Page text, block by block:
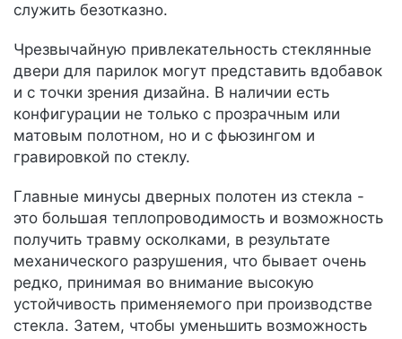
служить безотказно.
Чрезвычайную привлекательность стеклянные
двери для парилок могут представить вдобавок
и с точки зрения дизайна. В наличии есть
конфигурации не только с прозрачным или
матовым полотном, но и с фьюзингом и
гравировкой по стеклу.
Главные минусы дверных полотен из стекла -
это большая теплопроводимость и возможность
получить травму осколками, в результате
механического разрушения, что бывает очень
редко, принимая во внимание высокую
устойчивость применяемого при производстве
стекла. Затем, чтобы уменьшить возможность